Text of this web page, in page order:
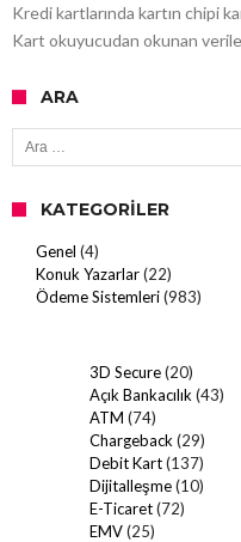
Kredi kartlarında kartın chipi
Kart okuyucudan okunan
ARA
Arama:
KATEGORILER
Genel (4)
Konuk Yazarlar(22)
Ödeme Sistemleri(983)
3D Secure(20)
Açık Bankacılık (43)
ATM (74)
Chargeback (29)
Debit Kart(137)
Dijitalleşme(10)
E-Ticaret(72)
EMV(25)